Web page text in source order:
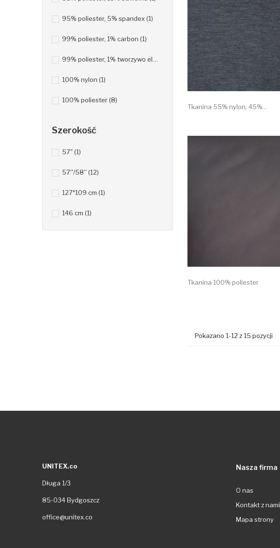
95% poliester, 5% spandex (1)
99% poliester, 1% carbon (1)
99% poliester, 1% tworzywo elektrostatyczne (2)
100% nylon (1)
100% poliester (8)
Szerokość
57" (1)
57''/58'' (12)
127*109 cm (1)
146 cm (1)
Tkanina 55% nylon, 45%...
Tkanina 100% poliester
Pokazano 1-12 z 15 pozycji
UNITEX.co
Długa 1/3
85-034 Bydgoszcz
office@unitex.co
Nasza firma
O nas
Kontakt z nami
Mapa strony